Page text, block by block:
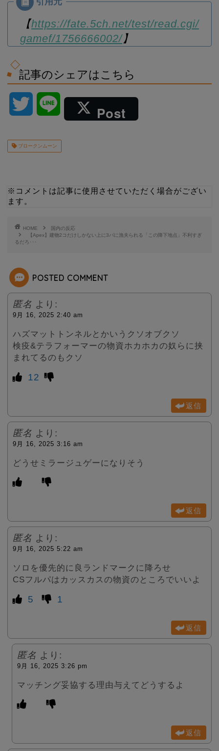
【https://fate.5ch.net/test/read.cgi/
gamef/1756666002/】
記事のシェアはこちら
i
r
n
Post
ブロークンムーン
※コメントは記事に使用させていただく場合がござい
ます。
HOME
国内の反応
【Apex】建物2コだけしかない上に3パに漁夫られる「この降下地点」不利すぎ
るだろ･･･
POSTED COMMENT
匿名 より:
9月 16, 2025 2:40 am
ハズマットトンネルとかいうクソオブクソ
検疫&テラフォーマーの物資ホカホカの奴らに挟
まれてるのもクソ
12
返信
匿名 より:
9月 16, 2025 3:16 am
どうせミラージュゲーになりそう
返信
匿名 より:
9月 16, 2025 5:22 am
ソロを優先的に良ランドマークに降ろせ
CSフルパはカッスカスの物資のところでいいよ
5 1
返信
匿名 より:
9月 16, 2025 3:26 pm
マッチング妥協する理由与えてどうするよ
返信